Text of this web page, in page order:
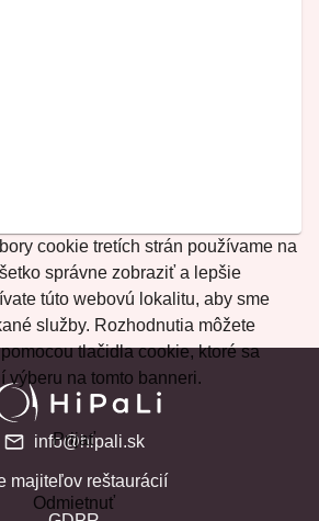
cookie tretích strán používame na
správne zobraziť a lepšie
túto webovú lokalitu, aby sme
služby. Rozhodnutia môžete
tlačidla cookie, ktoré sa
výberu na tomto banneri.
Prijať
Odmietnuť
info@hipali.sk
majiteľov reštaurácií